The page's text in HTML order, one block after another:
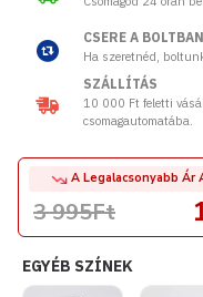
A Legalacsonyabb Ár
3 995Ft
EGYÉB SZÍNEK
CSERE A BOLTBAN
Ha szeretnéd,
SZÁLLÍTÁS
10 000 Ft feletti
csomagautomatába.